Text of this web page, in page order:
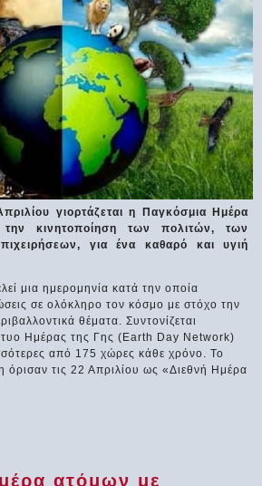
γιορτάζεται η Παγκόσμια Ημέρα
κινητοποίηση των πολιτών, των
για ένα καθαρό και υγιή
μια ημερομηνία κατά την οποία
σε ολόκληρο τον κόσμο με στόχο την
θέματα. Συντονίζεται
Ημέρας της Γης (Earth Day Network)
από 175 χώρες κάθε χρόνο. Το
τις 22 Απριλίου ως «Διεθνή Ημέρα
ατόμων με